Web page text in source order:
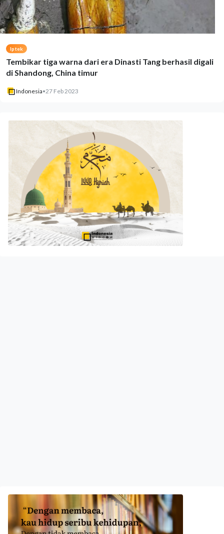
Iptek
Tembikar tiga warna dari era Dinasti Tang berhasil digali
di Shandong, China timur
Indonesia•27 Feb 2023